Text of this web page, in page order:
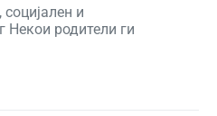
и
Некои родители ги